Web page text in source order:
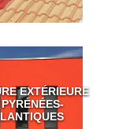
EXTÉRIEURE